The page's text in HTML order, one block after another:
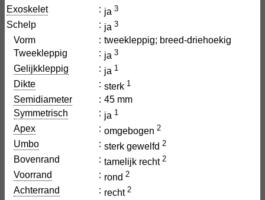
Exoskelet : ja 3
Schelp : ja 3
Vorm : tweekleppig; breed-driehoekig
Tweekleppig
: ja 3
Gelijkkleppig : ja 1
Dikte : sterk 1
Semidiameter : 45 mm
Symmetrisch
: ja 1
Apex : omgebogen 2
Umbo : sterk gewelfd 2
Bovenrand : tamelijk recht 2
Voorrand : rond 2
Achterrand : recht 2